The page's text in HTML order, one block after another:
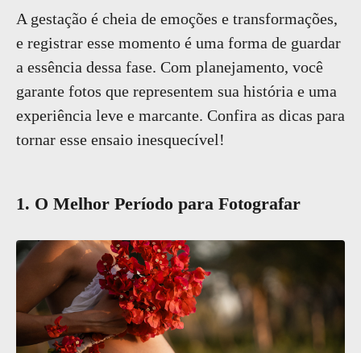
A gestação é cheia de emoções e transformações,
e registrar esse momento é uma forma de guardar
a essência dessa fase. Com planejamento, você
garante fotos que representem sua história e uma
experiência leve e marcante. Confira as dicas para
tornar esse ensaio inesquecível!
1. O Melhor Período para Fotografar